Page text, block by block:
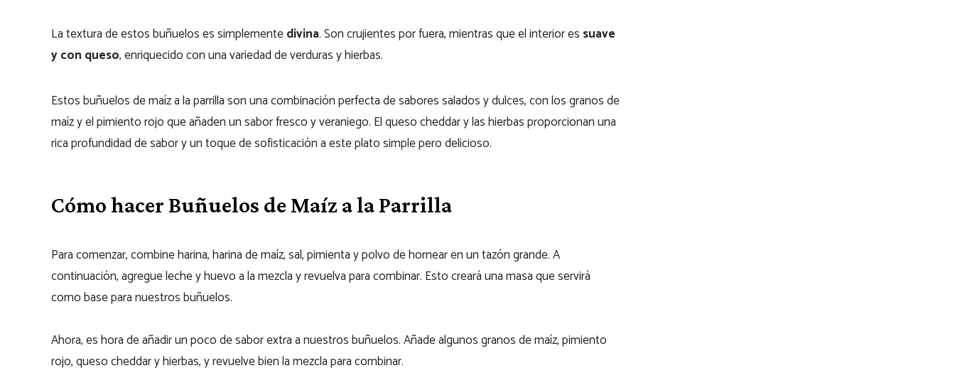
La textura de estos buñuelos es simplementedivina. Son crujientes por fuera, mientras que el interior es suave
y con queso, enriquecido con una variedad de verduras y hierbas.
Estos buñuelos de maíz a la parrilla son una combinación perfecta de sabores salados y dulces, con los granos de
maíz y el pimiento rojo que añaden un sabor fresco y veraniego. El queso cheddar y las hierbas proporcionan una
rica profundidad de sabor y un toque de sofisticación a este plato simple pero delicioso.
Cómo hacer Buñuelos de Maíz a la Parrilla
Para comenzar, combine harina, harina de maíz, sal, pimienta y polvo de hornear en un tazón grande. A
continuación, agregue leche y huevo a la mezcla y revuelva para combinar. Esto creará una masa que servirá
como base para nuestros buñuelos.
Ahora, es hora de añadir un poco de sabor extra a nuestros buñuelos. Añade algunos granos de maíz, pimiento
rojo, queso cheddar y hierbas, y revuelve bien la mezcla para combinar.